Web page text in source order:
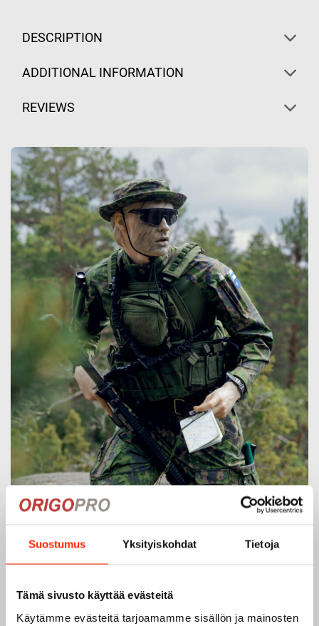
Suostumus Yksityiskohdat Tietoja
Tämä sivusto käyttää evästeitä
Käytämme evästeitä tarjoamamme sisällön ja mainosten
DESCRIPTION
ADDITIONAL INFORMATION
REVIEWS